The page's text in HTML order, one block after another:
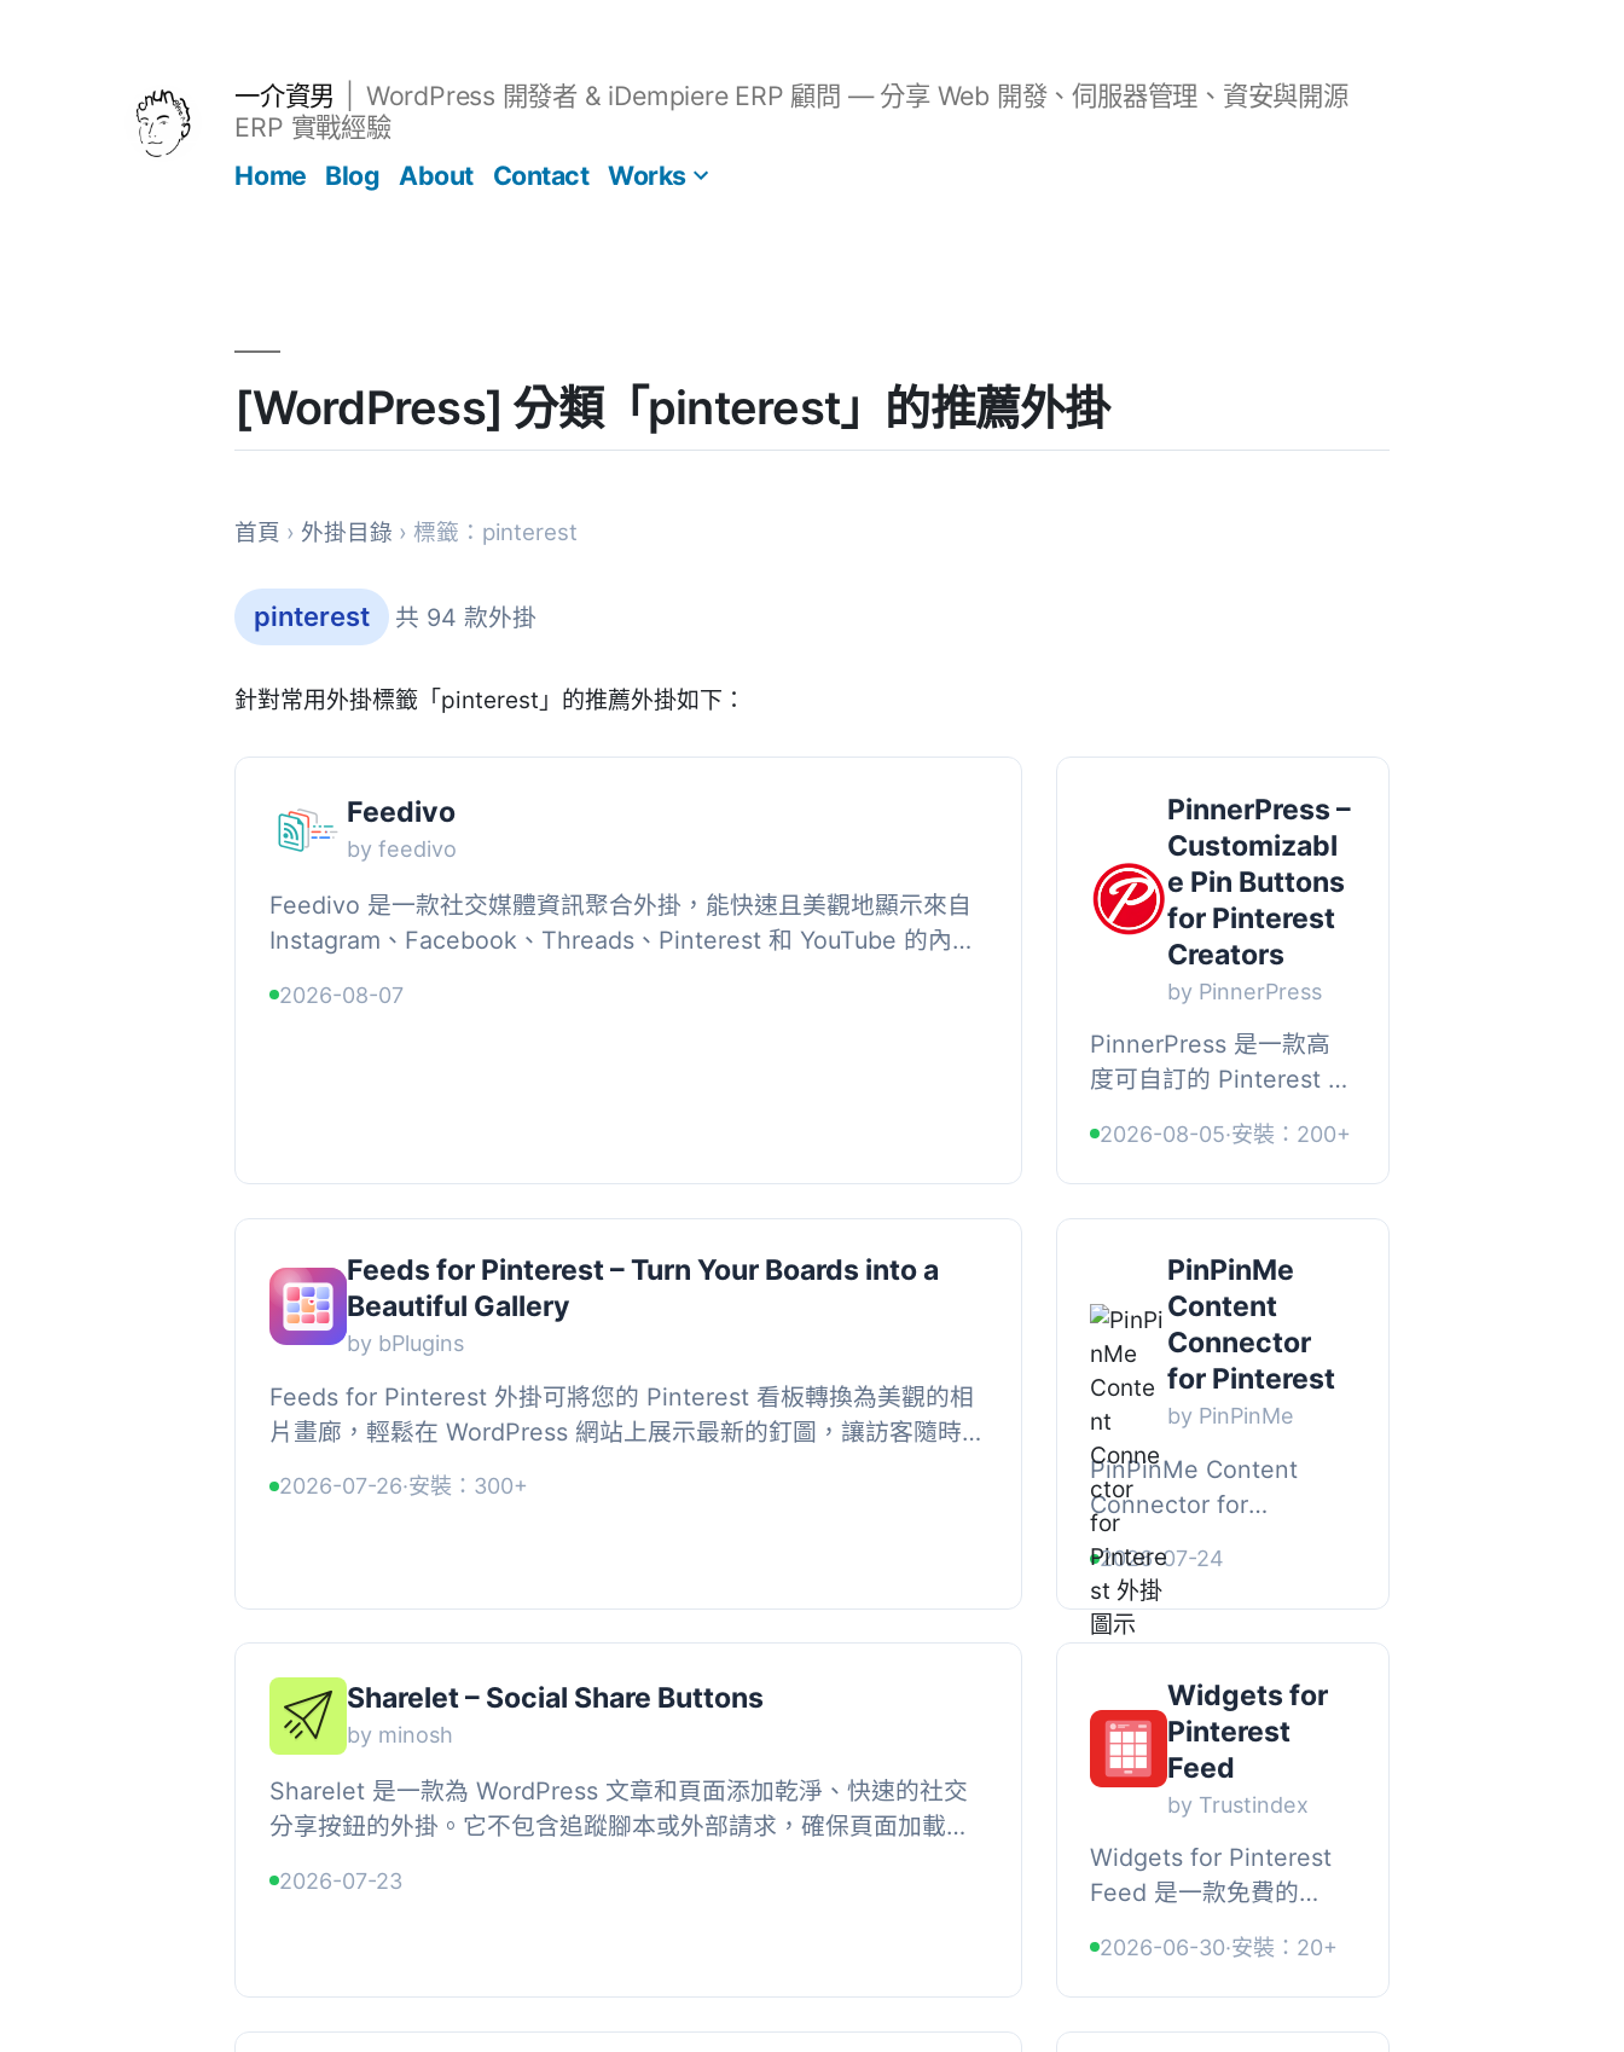
一介資男
WordPress 開發者 & iDempiere ERP 顧問 — 分享 Web 開發、伺服器管理、資安與開源
ERP 實戰經驗
Home
Blog About Contact Works
[WordPress] 分類「pinterest」的推薦外掛
首頁 › 外掛目錄 › 標籤：pinterest
pinterest 共 94 款外掛
針對常用外掛標籤「pinterest」的推薦外掛如下：
Feedivo
by feedivo
Feedivo 是一款社交媒體資訊聚合外掛，能快速且美觀地顯示來自
Instagram、Facebook、Threads、Pinterest 和 YouTube 的內
2026-08-07
PinnerPress –
Customizabl
e Pin Buttons
for Pinterest
Creators
by PinnerPress
PinnerPress 是一款高
度可自訂的 Pinterest 外
Pinterest 策略，並為您
的網站帶來更多流量。
透過多樣化的功能，幫
助創作者提升內容的曝
2026-08-05·安裝：200+
Feeds for Pinterest – Turn Your Boards into a
Beautiful Gallery
by bPlugins
Feeds for Pinterest 外掛可將您的 Pinterest 看板轉換為美觀的相
片畫廊，輕鬆在 WordPress 網站上展示最新的釘圖，讓訪客隨時欣
2026-07-26·安裝：300+
PinPinMe
Content
Connector
for Pinterest
by PinPinMe
PinPinMe Content
Connector for
Pinterest 外掛可將您的
WordPress 內容轉換為
適合 Pinterest 的草稿，
並與 WooCommerce 商
店連接，實現內容的搜
尋與同步，...
2026-07-24
Sharelet – Social Share Buttons
by minosh
Sharelet 是一款為 WordPress 文章和頁面添加乾淨、快速的社交
分享按鈕的外掛。它不包含追蹤腳本或外部請求，確保頁面加載速
2026-07-23
Widgets for
Pinterest
Feed
by Trustindex
Widgets for Pinterest
Feed 是一款免費的
輕鬆將您的 Pinterest 動
態整合到網站中，提升
訪客體驗、增加銷售機
2026-06-30·安裝：20+